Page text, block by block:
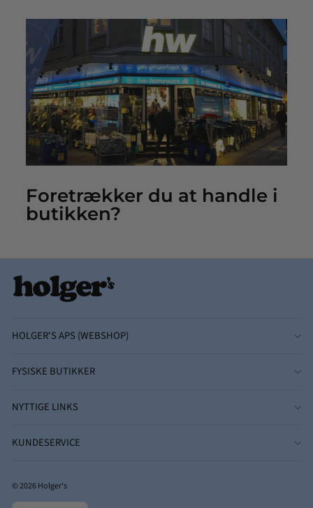
Foretrækker du at handle i
butikken?
HOLGER'S APS (WEBSHOP)
FYSISKE BUTIKKER
NYTTIGE LINKS
KUNDESERVICE
© 2026 Holger's